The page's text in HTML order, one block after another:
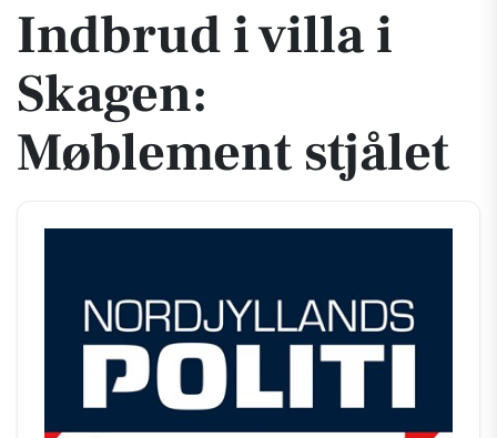
Indbrud i villa i
Skagen:
Møblement stjålet